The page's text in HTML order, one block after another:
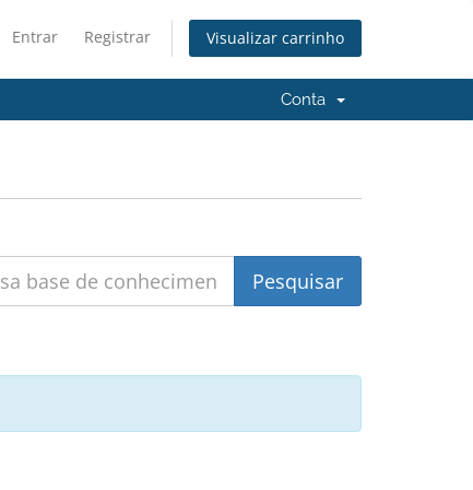
Entrar Registrar Visualizar carrinho
Conta